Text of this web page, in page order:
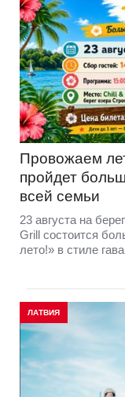
Провожаем
пройдет
всей семьи
23 августа на
Grill состоится
лето!» в стиле
ЛАТВИЯ